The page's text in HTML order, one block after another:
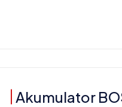
Akumulator